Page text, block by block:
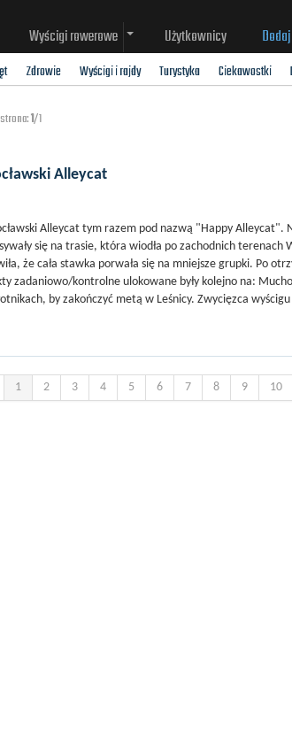
Wyścigi rowerowe Użytkownicy Dodaj
Zdrowie Wyścigi i rajdy Turystyka Ciekawostki
1/1
Alleycat
Alleycat tym razem pod nazwą "Happy Alleycat".
się na trasie, która wiodła po zachodnich terenach
że cała stawka porwała się na mniejsze grupki. Po
zadaniowo/kontrolne ulokowane były kolejno na:
by zakończyć metą w Leśnicy. Zwycięzca
1 2 3 4 5 6 7 8 9 10